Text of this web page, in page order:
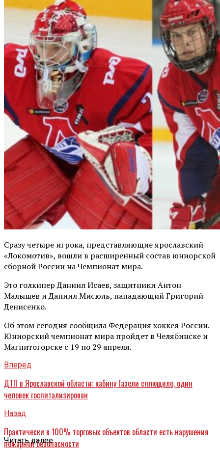
Сразу четыре игрока, представляющие ярославский
«Локомотив», вошли в расширенный состав юниорской
сборной России на Чемпионат мира.
Это голкипер Даниил Исаев, защитники Антон
Малышев и Даниил Мисюль, нападающий Григорий
Денисенко.
Об этом сегодня сообщила Федерация хоккея России.
Юниорский чемпионат мира пройдет в Челябинске и
Магнитогорске с 19 по 29 апреля.
Вперед
ДТП в Ярославской области: кабину Газели сплющило, один
человек госпитализирован
Назад
Практически в 100% торговых объектов области есть нарушения
пожарной безопасности
Читать далее ...